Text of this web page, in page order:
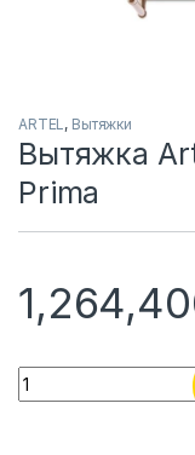
ARTEL, Вытяжки
Вытяжка
Prima
Quantity